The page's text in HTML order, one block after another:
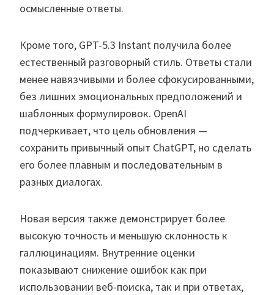
осмысленные ответы.
Кроме того, GPT-5.3 Instant получила более
естественный разговорный стиль. Ответы стали
менее навязчивыми и более сфокусированными,
без лишних эмоциональных предположений и
шаблонных формулировок. OpenAI
подчеркивает, что цель обновления —
сохранить привычный опыт ChatGPT, но сделать
его более плавным и последовательным в
разных диалогах.
Новая версия также демонстрирует более
высокую точность и меньшую склонность к
галлюцинациям. Внутренние оценки
показывают снижение ошибок как при
использовании веб-поиска, так и при ответах,